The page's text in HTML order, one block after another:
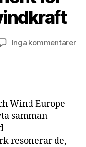
Inga kommentarertill
Wind Europe
samman
resonerar de,